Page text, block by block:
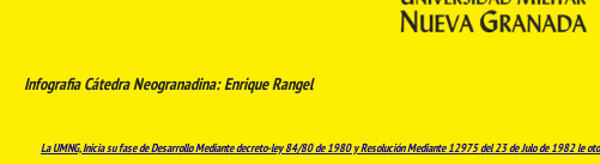
Infografia Cátedra Neogranadina: Enrique Rangel
La UMNG, Inicia su fase de Desarrollo Mediante decreto-ley 84/80 de 1980 y Resolución Mediante 12975 del 23 de Julo de 1982 le